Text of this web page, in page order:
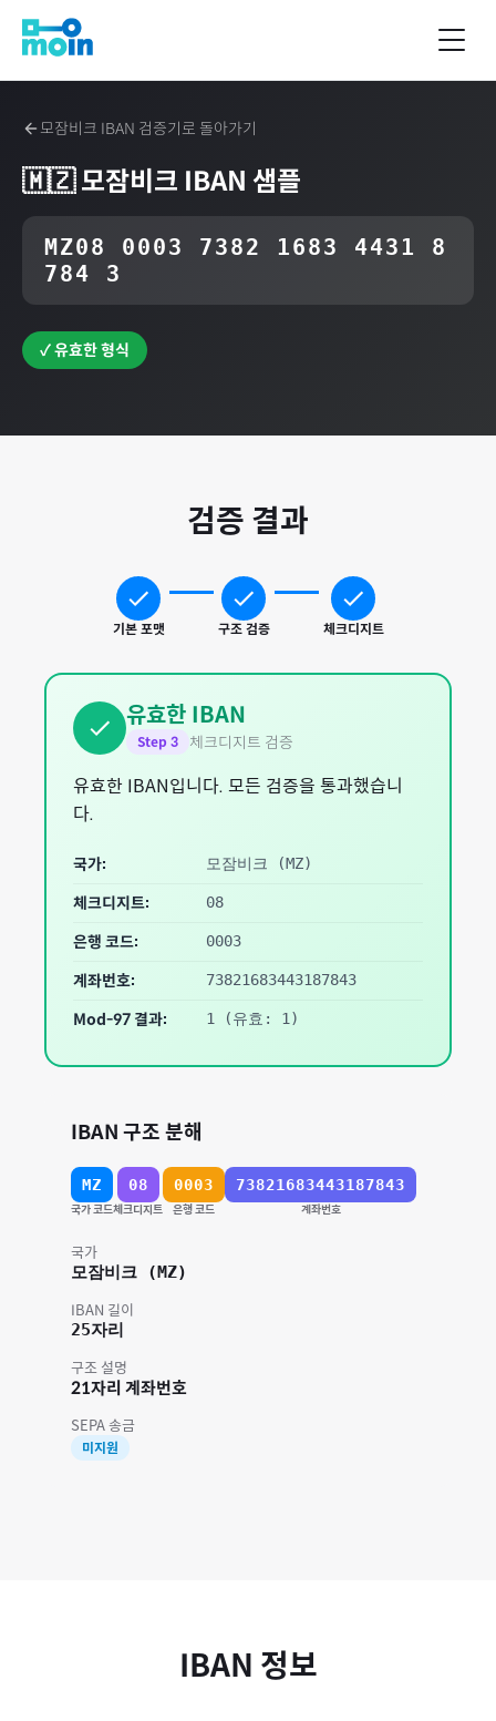
모잠비크 IBAN 검증기로 돌아가기
🇲🇿 모잠비크 IBAN 샘플
MZ08 0003 7382 1683 4431 8
784 3
✓ 유효한 형식
검증 결과
기본 포맷 구조 검증 체크디지트
유효한 IBAN
Step 3 체크디지트 검증
유효한 IBAN입니다. 모든 검증을 통과했습니
다.
국가: 모잠비크 (MZ)
체크디지트: 08
은행 코드: 0003
계좌번호: 73821683443187843
Mod-97 결과: 1 (유효: 1)
IBAN 구조 분해
MZ
국가 코드
08
체크디지트
0003
은행 코드
73821683443187843
계좌번호
국가
모잠비크 (MZ)
IBAN 길이
25자리
구조 설명
21자리 계좌번호
SEPA 송금
미지원
IBAN 정보